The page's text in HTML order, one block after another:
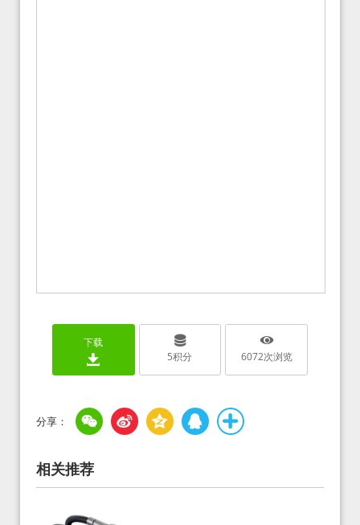
下载
5积分 6072次浏览
相关推荐